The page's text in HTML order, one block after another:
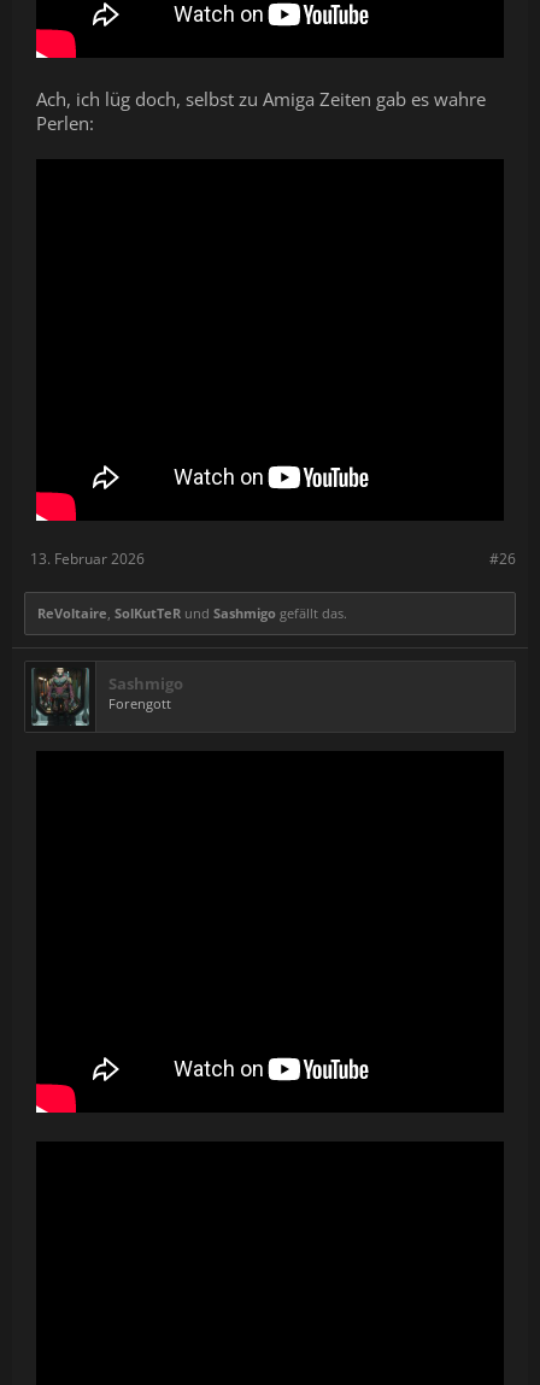
Ach, ich lüg doch, selbst zu Amiga Zeiten gab es wahre
Perlen:
#26
13. Februar 2026
ReVoltaire, SolKutTeR und Sashmigo gefällt das.
Sashmigo
Forengott